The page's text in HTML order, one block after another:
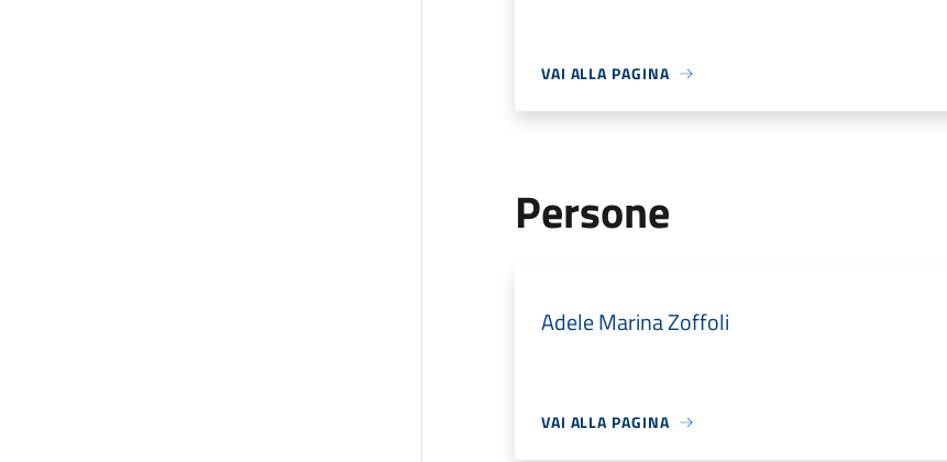
VAI ALLA PAGINA
Persone
Adele Marina Zoffoli
VAI ALLA PAGINA